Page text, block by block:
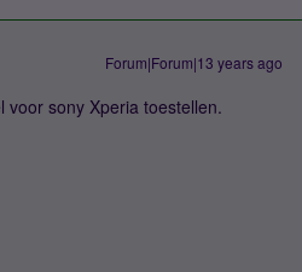
Forum|Forum|13 years ago
voor sony Xperia toestellen.